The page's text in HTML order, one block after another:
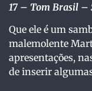
17 – Tom Brasil –
Que ele é um
malemolente
apresentações,
de inserir